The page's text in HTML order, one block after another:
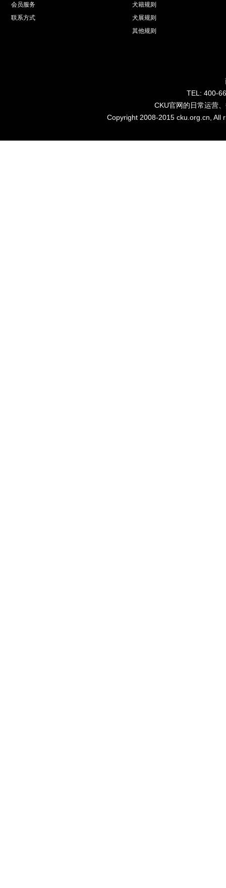
会员服务
联系方式
犬籍规则
犬展规则
其他规则
TEL: 400-
CKU官网的日常运营
Copyright 2008-2015 cku.org.cn,